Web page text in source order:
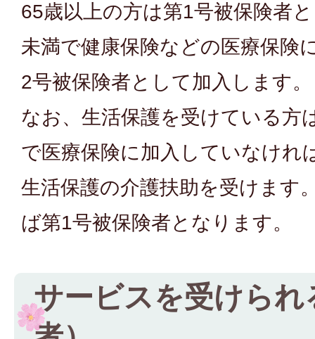
65歳以上の方は第1号被保険者
未満で健康保険などの医療保険
2号被保険者として加入します。
なお、生活保護を受けている方
で医療保険に加入していなけれ
生活保護の介護扶助を受けます
ば第1号被保険者となります。
サービスを受けられ